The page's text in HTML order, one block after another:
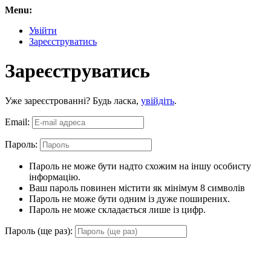
Menu:
Увійти
Зареєструватись
Зареєструватись
Уже зареєстрованні? Будь ласка, увійдіть.
Email:
Пароль:
Пароль не може бути надто схожим на іншу особисту
інформацію.
Ваш пароль повинен містити як мінімум 8 символів
Пароль не може бути одним із дуже поширених.
Пароль не може складається лише із цифр.
Пароль (ще раз):